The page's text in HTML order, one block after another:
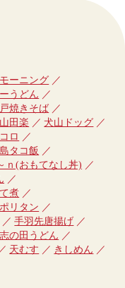
ーニング
うどん
焼きそば
田楽
犬山ドッグ
ロ
タコ飯
ｎ(おもてなし丼)
煮
リタン
手羽先唐揚げ
志の田うどん
天むす
きしめん